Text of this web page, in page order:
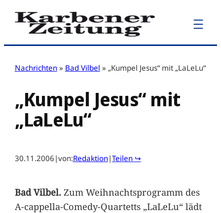
Zum
Inhalt
Nachrichten » Bad Vilbel » „Kumpel Jesus“ mit „LaLeLu“
„Kumpel Jesus“ mit
„LaLeLu“
30.11.2006 |von:Redaktion|Teilen ↪
Bad Vilbel.Zum Weihnachtsprogramm des
A-cappella-Comedy-Quartetts „LaLeLu“ lädt